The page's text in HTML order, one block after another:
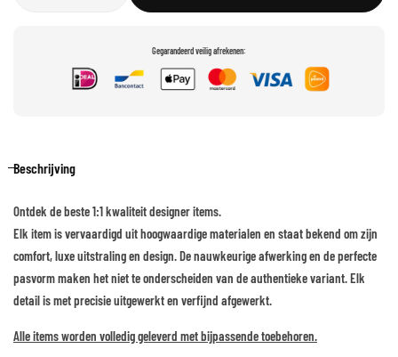
Gegarandeerd veilig afrekenen:
Beschrijving
Ontdek de beste 1:1 kwaliteit designer items.
Elk item is vervaardigd uit hoogwaardige materialen en staat bekend om zijn
comfort, luxe uitstraling en design. De nauwkeurige afwerking en de perfecte
pasvorm maken het niet te onderscheiden van de authentieke variant. Elk
detail is met precisie uitgewerkt en verfijnd afgewerkt.
Alle items worden volledig geleverd met bijpassende toebehoren.